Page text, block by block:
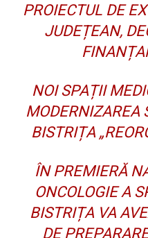
PROIECTUL DE
JUDEȚEAN,
NOI SPAȚII
MODERNIZAREA
BISTRIȚA
ÎN PREMIERĂ
ONCOLOGIE A
BISTRIȚA VA
DE